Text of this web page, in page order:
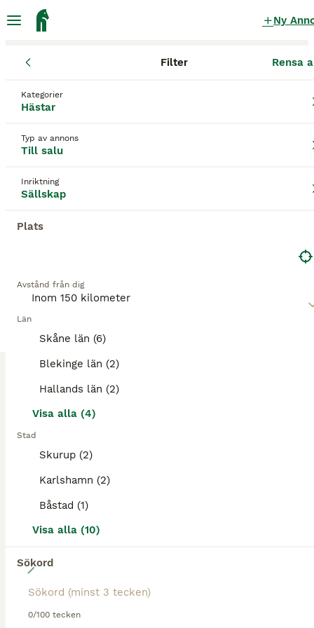
Ny
Filter Rensa
Kategorier
Hästar
Typ av annons
Till salu
Inriktning
Sällskap
Plats
Avstånd från dig
Län
Skåne län (6)
Blekinge län (2)
Hallands län (2)
Visa alla (4)
Stad
Skurup (2)
Karlshamn (2)
Båstad (1)
Visa alla (10)
Sökord
0/100 tecken
Sällskap till salu
Spara sökning
Inez söker fodervärd
Sto13 år
Ålder
135 cm
Höjd
Hästveda (58km)
Fina sällskapshästar